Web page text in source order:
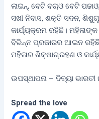
ଲାଇନ୍, ବେଟି ବଚାଓ ବେଟି
ସଖୀ ନିବାସ, ଶକ୍ତି ସଦନ,
କାର୍ଯ୍ୟକ୍ରମ ରହିଛି।
ବିଭିନ୍ନ ପ୍ରକାରର ଆଇନ
ମହିଳାର ଶିକ୍ଷାଗ୍ରହଣ ଓ
ଉପସ୍ଥାପନା – ଦିବ୍ୟା ଭାରତୀ
Spread the love